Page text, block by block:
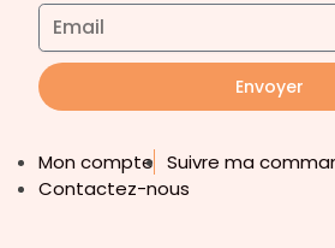
Envoyer
Mon compte Suivre ma
Contactez-nous